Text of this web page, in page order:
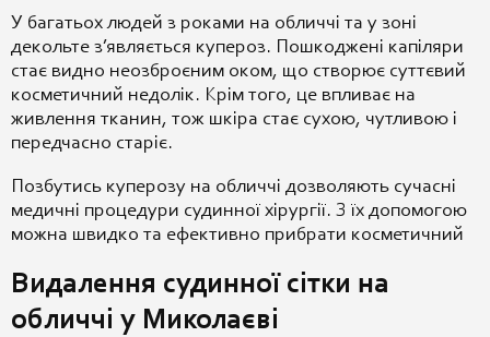
У багатьох людей з роками на обличчі та у зоні
декольте з’являється купероз. Пошкоджені капіляри
стає видно неозброєним оком, що створює суттєвий
косметичний недолік. Крім того, це впливає на
живлення тканин, тож шкіра стає сухою, чутливою і
передчасно старіє.
Позбутись куперозу на обличчі дозволяють сучасні
медичні процедури судинної хірургії. З їх допомогою
можна швидко та ефективно прибрати косметичний
Видалення судинної сітки на
обличчі у Миколаєві